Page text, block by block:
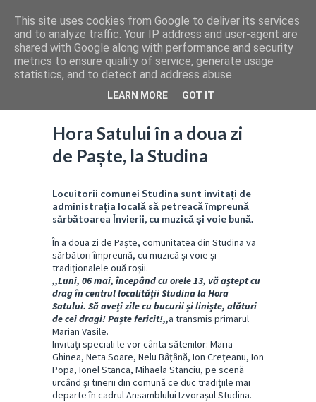
Hora Satului în a doua zi
de Paște, la Studina
Locuitorii comunei Studina sunt invitați de
administrația locală să petreacă împreună
sărbătoarea Învierii, cu muzică și voie bună.
În a doua zi de Paște, comunitatea din Studina va
sărbători împreună, cu muzică și voie și
tradiționalele ouă roșii.
,,Luni, 06 mai, începând cu orele 13, vă aștept cu
drag în centrul localității Studina la Hora
Satului. Să aveți zile cu bucurii și liniște, alături
de cei dragi! Paște fericit!,,a transmis primarul
Marian Vasile.
Invitați speciali le vor cânta sătenilor: Maria
Ghinea, Neta Soare, Nelu Bâțână, Ion Crețeanu, Ion
Popa, Ionel Stanca, Mihaela Stanciu, pe scenă
urcând și tinerii din comună ce duc tradițiile mai
departe în cadrul Ansamblului Izvorașul Studina.
This site uses cookies from Google to deliver its services
and to analyze traffic. Your IP address and user-agent are
shared with Google along with performance and security
metrics to ensure quality of service, generate usage
statistics, and to detect and address abuse.
LEARN MORE GOT IT